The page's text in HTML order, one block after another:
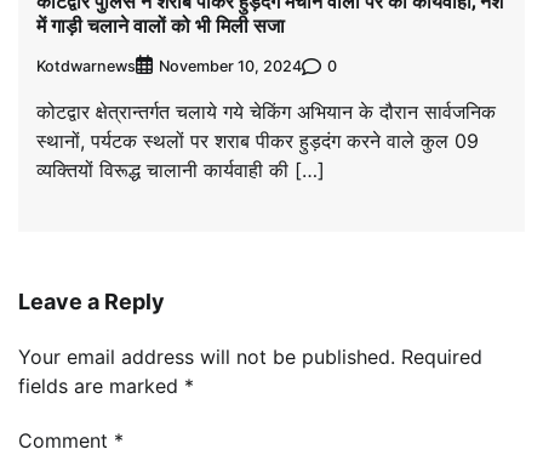
में गाड़ी चलाने वालों को भी मिली सजा
Kotdwarnews November 10, 2024 0
कोटद्वार क्षेत्रान्तर्गत चलाये गये चेकिंग अभियान के दौरान सार्वजनिक
स्थानों, पर्यटक स्थलों पर शराब पीकर हुड़दंग करने वाले कुल 09
व्यक्तियों विरूद्ध चालानी कार्यवाही की […]
Leave a Reply
Your email address will not be published. Required
fields are marked *
Comment *